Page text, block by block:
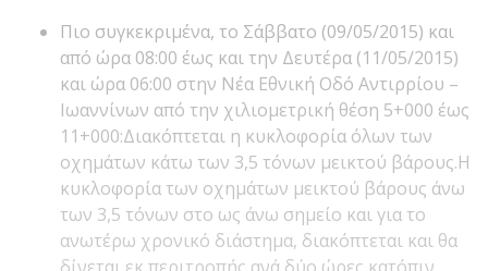
Πιο συγκεκριμένα, το Σάββατο (09/05/2015) και
από ώρα 08:00 έως και την Δευτέρα (11/05/2015)
και ώρα 06:00 στην Νέα Εθνική Οδό Αντιρρίου –
Ιωαννίνων από την χιλιομετρική θέση 5+000 έως
11+000:Διακόπτεται η κυκλοφορία όλων των
οχημάτων κάτω των 3,5 τόνων μεικτού βάρους.Η
κυκλοφορία των οχημάτων μεικτού βάρους άνω
των 3,5 τόνων στο ως άνω σημείο και για το
ανωτέρω χρονικό διάστημα, διακόπτεται και θα